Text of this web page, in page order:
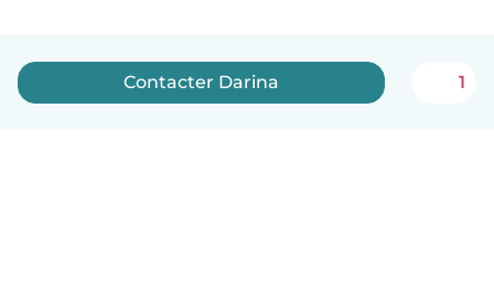
Contacter Darina 1